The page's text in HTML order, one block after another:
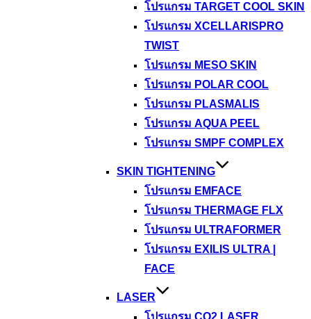
โปรแกรม TARGET COOL SKIN
โปรแกรม XCELLARISPRO
TWIST
โปรแกรม MESO SKIN
โปรแกรม POLAR COOL
โปรแกรม PLASMALIS
โปรแกรม AQUA PEEL
โปรแกรม SMPF COMPLEX
SKIN TIGHTENING
โปรแกรม EMFACE
โปรแกรม THERMAGE FLX
โปรแกรม ULTRAFORMER
โปรแกรม EXILIS ULTRA |
FACE
LASER